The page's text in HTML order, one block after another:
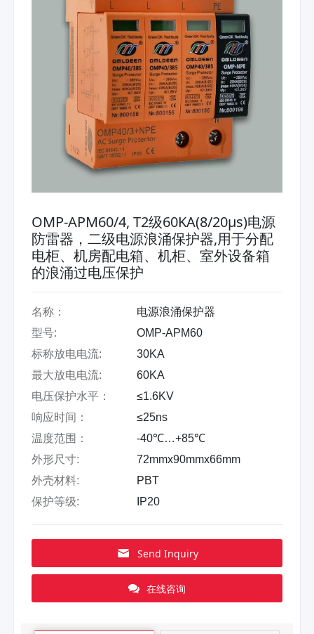
OMP-APM60/4, T2级60KA(8/20μs)电源
防雷器，二级电源浪涌保护器,用于分配
电柜、机房配电箱、机柜、室外设备箱
的浪涌过电压保护
名称：
电源浪涌保护器
型号:
OMP-APM60
标称放电电流:
30KA
最大放电电流:
60KA
电压保护水平：
≤1.6KV
响应时间：
≤25ns
温度范围：
-40℃…+85℃
外形尺寸:
72mmx90mmx66mm
外壳材料:
PBT
保护等级:
IP20
Send Inquiry
在线咨询